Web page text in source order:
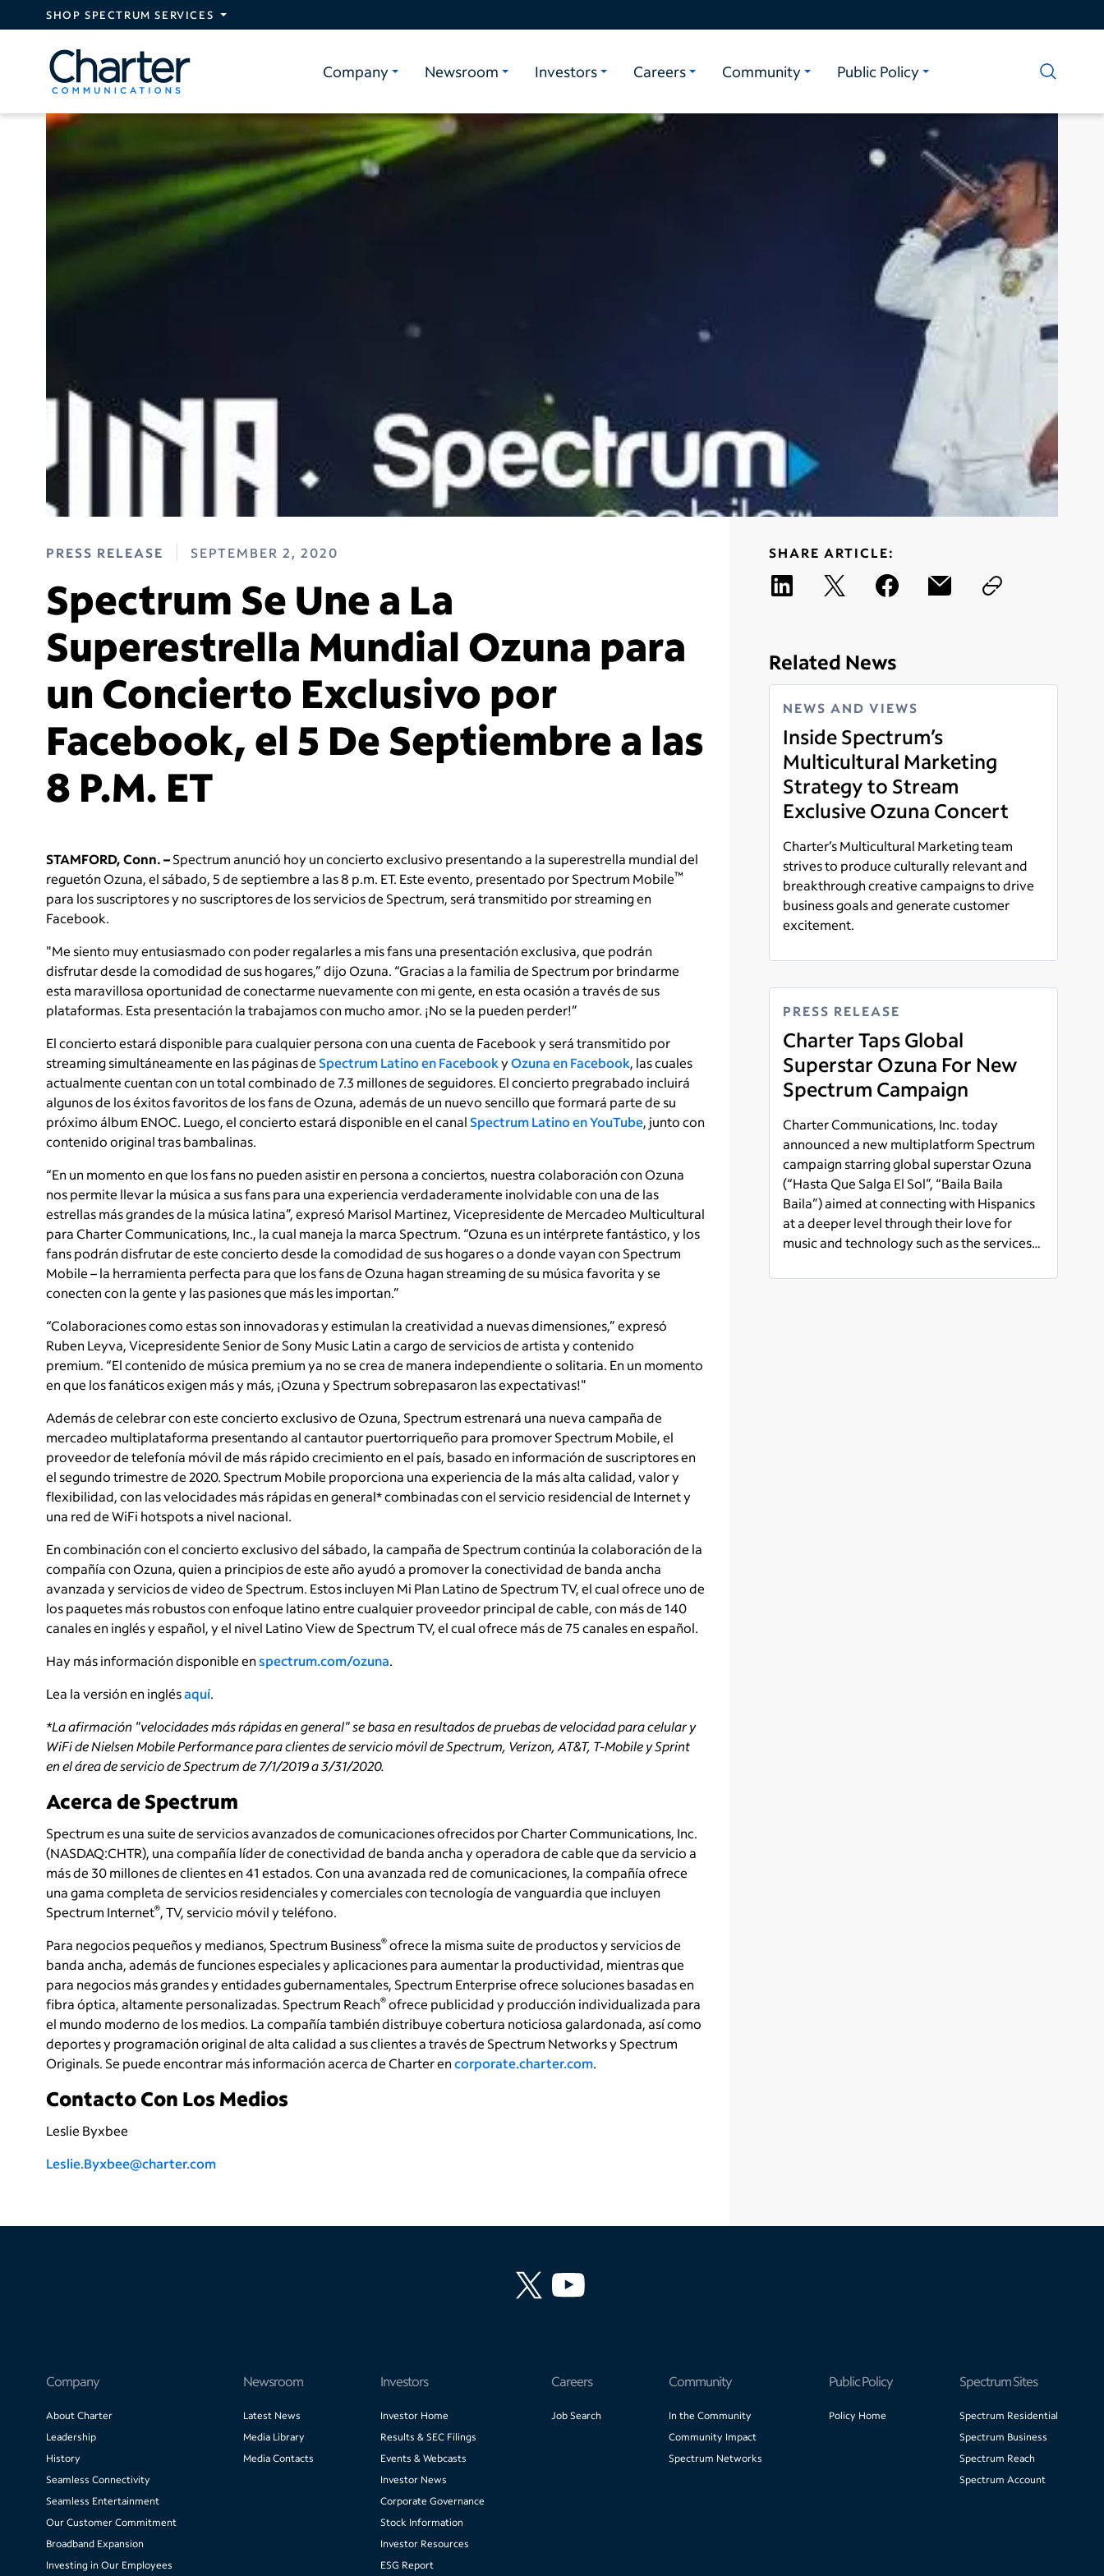
Skip to main content
SHOP SPECTRUM SERVICES
Company Newsroom Investors Careers Community Public Policy
PRESS RELEASE SEPTEMBER 2, 2020
Spectrum Se Une a La
Superestrella Mundial Ozuna para
un Concierto Exclusivo por
Facebook, el 5 De Septiembre a las
8 P.M. ET
STAMFORD, Conn. –Spectrum anunció hoy un concierto exclusivo presentando a la superestrella mundial del
reguetón Ozuna, el sábado, 5 de septiembre a las 8 p.m. ET. Este evento, presentado por Spectrum Mobile™
para los suscriptores y no suscriptores de los servicios de Spectrum, será transmitido por streaming en
Facebook.
"Me siento muy entusiasmado con poder regalarles a mis fans una presentación exclusiva, que podrán
disfrutar desde la comodidad de sus hogares,” dijo Ozuna. “Gracias a la familia de Spectrum por brindarme
esta maravillosa oportunidad de conectarme nuevamente con mi gente, en esta ocasión a través de sus
plataformas. Esta presentación la trabajamos con mucho amor. ¡No se la pueden perder!”
El concierto estará disponible para cualquier persona con una cuenta de Facebook y será transmitido por
streaming simultáneamente en las páginas deSpectrum Latino en FacebookyOzuna en Facebook, las cuales
actualmente cuentan con un total combinado de 7.3 millones de seguidores. El concierto pregrabado incluirá
algunos de los éxitos favoritos de los fans de Ozuna, además de un nuevo sencillo que formará parte de su
próximo álbum ENOC. Luego, el concierto estará disponible en el canalSpectrum Latino en YouTube, junto con
contenido original tras bambalinas.
“En un momento en que los fans no pueden asistir en persona a conciertos, nuestra colaboración con Ozuna
nos permite llevar la música a sus fans para una experiencia verdaderamente inolvidable con una de las
estrellas más grandes de la música latina”, expresó Marisol Martinez, Vicepresidente de Mercadeo Multicultural
para Charter Communications, Inc., la cual maneja la marca Spectrum. “Ozuna es un intérprete fantástico, y los
fans podrán disfrutar de este concierto desde la comodidad de sus hogares o a donde vayan con Spectrum
Mobile – la herramienta perfecta para que los fans de Ozuna hagan streaming de su música favorita y se
conecten con la gente y las pasiones que más les importan.”
“Colaboraciones como estas son innovadoras y estimulan la creatividad a nuevas dimensiones,” expresó
Ruben Leyva, Vicepresidente Senior de Sony Music Latin a cargo de servicios de artista y contenido
premium. “El contenido de música premium ya no se crea de manera independiente o solitaria. En un momento
en que los fanáticos exigen más y más, ¡Ozuna y Spectrum sobrepasaron las expectativas!"
Además de celebrar con este concierto exclusivo de Ozuna, Spectrum estrenará una nueva campaña de
mercadeo multiplataforma presentando al cantautor puertorriqueño para promover Spectrum Mobile, el
proveedor de telefonía móvil de más rápido crecimiento en el país, basado en información de suscriptores en
el segundo trimestre de 2020. Spectrum Mobile proporciona una experiencia de la más alta calidad, valor y
flexibilidad, con las velocidades más rápidas en general* combinadas con el servicio residencial de Internet y
una red de WiFi hotspots a nivel nacional.
En combinación con el concierto exclusivo del sábado, la campaña de Spectrum continúa la colaboración de la
compañía con Ozuna, quien a principios de este año ayudó a promover la conectividad de banda ancha
avanzada y servicios de video de Spectrum. Estos incluyen Mi Plan Latino de Spectrum TV, el cual ofrece uno de
los paquetes más robustos con enfoque latino entre cualquier proveedor principal de cable, con más de 140
canales en inglés y español, y el nivel Latino View de Spectrum TV, el cual ofrece más de 75 canales en español.
Hay más información disponible en spectrum.com/ozuna.
Lea la versión en inglésaquí.
*La afirmación "velocidades más rápidas en general" se basa en resultados de pruebas de velocidad para celular y
WiFi de Nielsen Mobile Performance para clientes de servicio móvil de Spectrum, Verizon, AT&T, T-Mobile y Sprint
en el área de servicio de Spectrum de 7/1/2019 a 3/31/2020.
Acerca de Spectrum
Spectrum es una suite de servicios avanzados de comunicaciones ofrecidos por Charter Communications, Inc.
(NASDAQ:CHTR), una compañía líder de conectividad de banda ancha y operadora de cable que da servicio a
más de 30 millones de clientes en 41 estados. Con una avanzada red de comunicaciones, la compañía ofrece
una gama completa de servicios residenciales y comerciales con tecnología de vanguardia que incluyen
Spectrum Internet®, TV, servicio móvil y teléfono.
Para negocios pequeños y medianos, Spectrum Business® ofrece la misma suite de productos y servicios de
banda ancha, además de funciones especiales y aplicaciones para aumentar la productividad, mientras que
para negocios más grandes y entidades gubernamentales, Spectrum Enterprise ofrece soluciones basadas en
fibra óptica, altamente personalizadas. Spectrum Reach® ofrece publicidad y producción individualizada para
el mundo moderno de los medios. La compañía también distribuye cobertura noticiosa galardonada, así como
deportes y programación original de alta calidad a sus clientes a través de Spectrum Networks y Spectrum
Originals. Se puede encontrar más información acerca de Charter encorporate.charter.com.
Contacto Con Los Medios
Leslie Byxbee
Leslie.Byxbee@charter.com
SHARE ARTICLE:
Related News
NEWS AND VIEWS
Inside Spectrum’s
Multicultural Marketing
Strategy to Stream
Exclusive Ozuna Concert
Charter’s Multicultural Marketing team
strives to produce culturally relevant and
breakthrough creative campaigns to drive
business goals and generate customer
excitement.
Read more
PRESS RELEASE
Charter Taps Global
Superstar Ozuna For New
Spectrum Campaign
Charter Communications, Inc. today
announced a new multiplatform Spectrum
campaign starring global superstar Ozuna
(“Hasta Que Salga El Sol”, “Baila Baila
Baila”) aimed at connecting with Hispanics
at a deeper level through their love for
music and technology such as the services
internet, TV, mobile, and voice.
Read more
Company
About Charter
Leadership
History
Seamless Connectivity
Seamless Entertainment
Our Customer Commitment
Broadband Expansion
Investing in Our Employees
Newsroom
Latest News
Media Library
Media Contacts
Investors
Investor Home
Results & SEC Filings
Events & Webcasts
Investor News
Corporate Governance
Stock Information
Investor Resources
ESG Report
Careers
Job Search
Community
In the Community
Community Impact
Spectrum Networks
Public Policy
Policy Home
Spectrum Sites
Spectrum Residential
Spectrum Business
Spectrum Reach
Spectrum Account